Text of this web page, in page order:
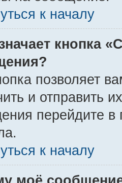
к началу
кнопка
позволяет
и отправить
перейдите в
к началу